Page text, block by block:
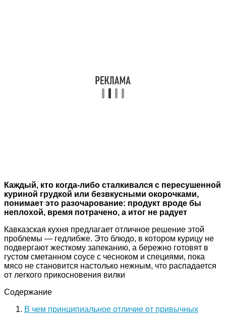
Каждый, кто когда-либо сталкивался с пересушенной
куриной грудкой или безвкусными окорочками,
понимает это разочарование: продукт вроде бы
неплохой, время потрачено, а итог не радует
Кавказская кухня предлагает отличное решение этой
проблемы — гедлибже. Это блюдо, в котором курицу не
подвергают жесткому запеканию, а бережно готовят в
густом сметанном соусе с чесноком и специями, пока
мясо не становится настолько нежным, что распадается
от легкого прикосновения вилки
Содержание
В чем принципиальное отличие от привычных